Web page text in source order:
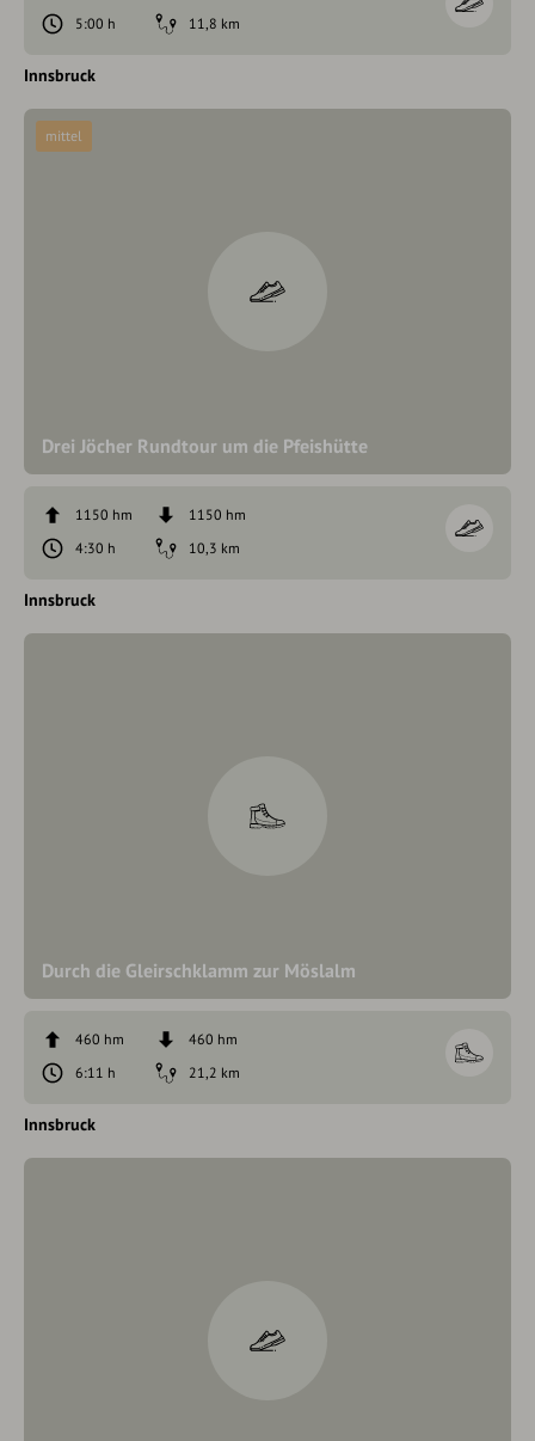
5:00 h
11,8 km
Innsbruck
Drei Jöcher Rundtour um die Pfeishütte
mittel
1150 hm
1150 hm
4:30 h
10,3 km
Innsbruck
Durch die Gleirschklamm zur Möslalm
460 hm
460 hm
6:11 h
21,2 km
Innsbruck